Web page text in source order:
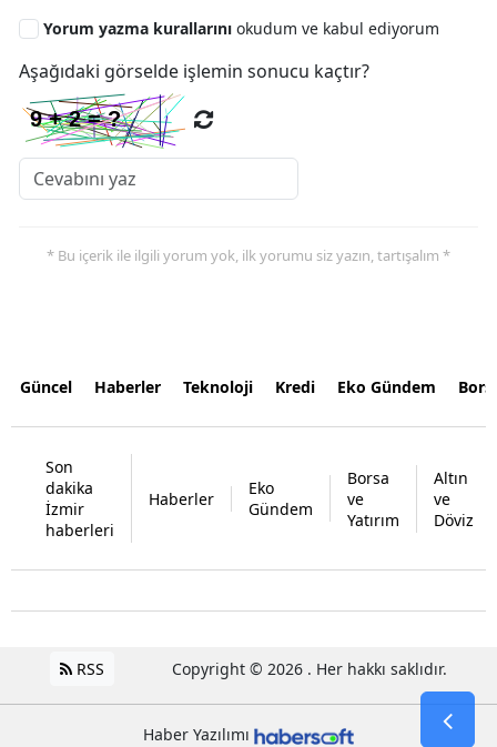
Yorum yazma kurallarını okudum ve kabul ediyorum
Aşağıdaki görselde işlemin sonucu kaçtır?
* Bu içerik ile ilgili yorum yok, ilk yorumu siz yazın, tartışalım *
Güncel Haberler Teknoloji Kredi Eko Gündem
Son
dakika
İzmir
haberleri
Haberler
Eko
Gündem
Borsa
ve
Yatırım
Altın
ve
Döviz
RSS Copyright © 2026 . Her hakkı saklıdır.
Haber Yazılımı